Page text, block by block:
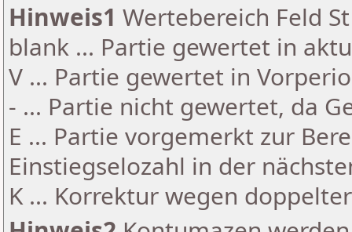
Hinweis1 Wertebereich Feld
blank ... Partie gewertet in
V ... Partie gewertet in
- ... Partie nicht gewertet, da
E ... Partie vorgemerkt zur
Einstiegselozahl in der
K ... Korrektur wegen